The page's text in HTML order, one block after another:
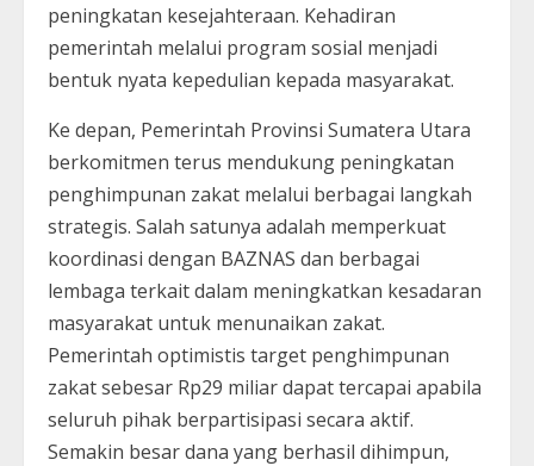
peningkatan kesejahteraan. Kehadiran
pemerintah melalui program sosial menjadi
bentuk nyata kepedulian kepada masyarakat.
Ke depan, Pemerintah Provinsi Sumatera Utara
berkomitmen terus mendukung peningkatan
penghimpunan zakat melalui berbagai langkah
strategis. Salah satunya adalah memperkuat
koordinasi dengan BAZNAS dan berbagai
lembaga terkait dalam meningkatkan kesadaran
masyarakat untuk menunaikan zakat.
Pemerintah optimistis target penghimpunan
zakat sebesar Rp29 miliar dapat tercapai apabila
seluruh pihak berpartisipasi secara aktif.
Semakin besar dana yang berhasil dihimpun,